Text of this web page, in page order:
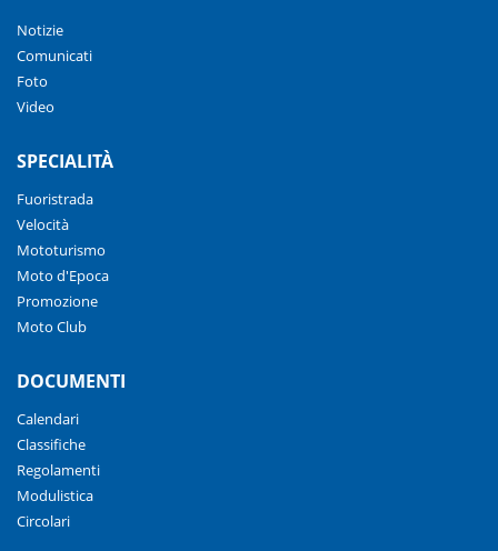
Notizie
Comunicati
Foto
Video
SPECIALITÀ
Fuoristrada
Velocità
Mototurismo
Moto d'Epoca
Promozione
Moto Club
DOCUMENTI
Calendari
Classifiche
Regolamenti
Modulistica
Circolari